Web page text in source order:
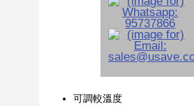
可調較溫度